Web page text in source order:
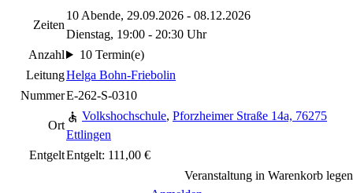
Zeiten
10 Abende, 29.09.2026 - 08.12.2026
Dienstag, 19:00 - 20:30 Uhr
Anzahl
10 Termin(e)
LeitungHelga Bohn-Friebolin
NummerE-262-S-0310
Ort
Volkshochschule, Pforzheimer Straße 14a, 76275
Ettlingen
EntgeltEntgelt: 111,00 €
Veranstaltung in Warenkorb legen